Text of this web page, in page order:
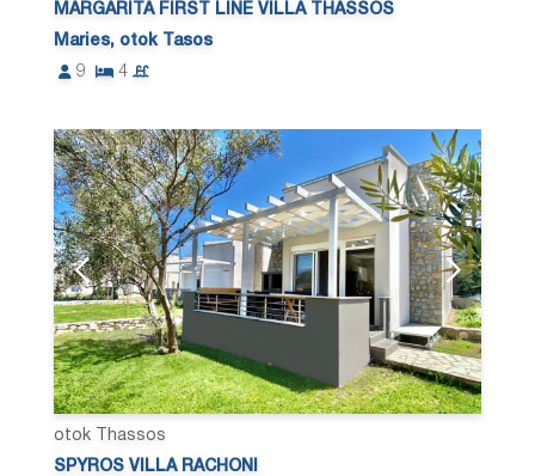
MARGARITA FIRST LINE VILLA THASSOS
Maries, otok Tasos
9
4
otok Thassos
SPYROS VILLA RACHONI